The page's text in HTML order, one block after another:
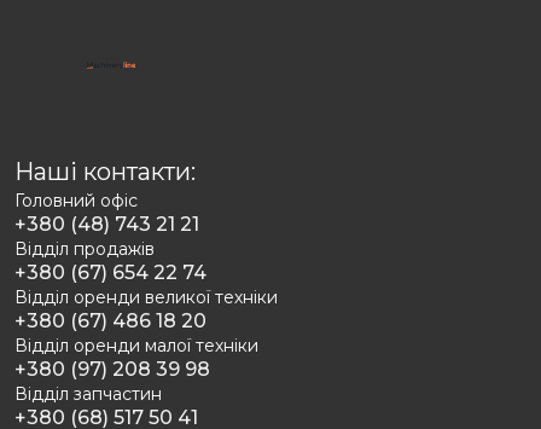
Наші контакти:
Головний офіс
+380 (48) 743 21 21
Відділ продажів
+380 (67) 654 22 74
Відділ оренди великої техніки
+380 (67) 486 18 20
Відділ оренди малої техніки
+380 (97) 208 39 98
Відділ запчастин
+380 (68) 517 50 41